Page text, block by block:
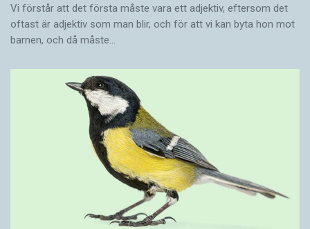
Vi förstår att det första måste vara ett adjektiv, eftersom det
oftast är adjektiv som man blir, och för att vi kan byta hon mot
barnen, och då måste…